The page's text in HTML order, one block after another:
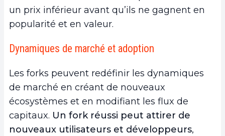
un prix inférieur avant qu’ils ne gagnent en
popularité et en valeur.
Dynamiques de marché et adoption
Les forks peuvent redéfinir les dynamiques
de marché en créant de nouveaux
écosystèmes et en modifiant les flux de
capitaux. Un fork réussi peut attirer de
nouveaux utilisateurs et développeurs,